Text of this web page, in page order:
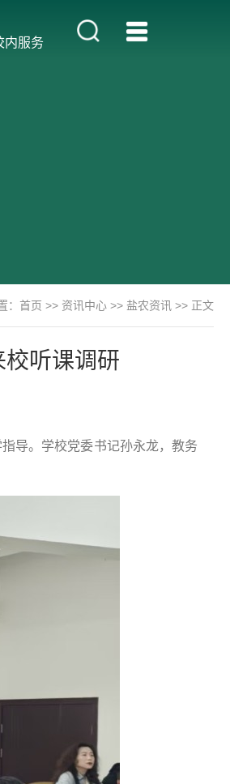
内服务
： 首页 >> 资讯中心 >> 盐农资讯 >> 正文
听课调研
导。学校党委书记孙永龙，教务